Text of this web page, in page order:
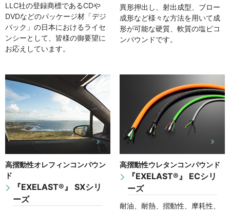
LLC社の登録商標であるCDや
DVDなどのパッケージ材「デジ
パック」の日本におけるライセ
ンシーとして、皆様の御要望に
お応えしています。
異形押出し、射出成型、ブロー
成形など様々な方法を用いて成
形が可能な硬質、軟質の塩ビコ
ンパウンドです。
高摺動性オレフィンコンパウン
ド
『EXELAST®』 SXシリ
ーズ
高摺動性ウレタンコンパウンド
『EXELAST®』 ECシリ
ーズ
耐油、耐熱、摺動性、摩耗性、